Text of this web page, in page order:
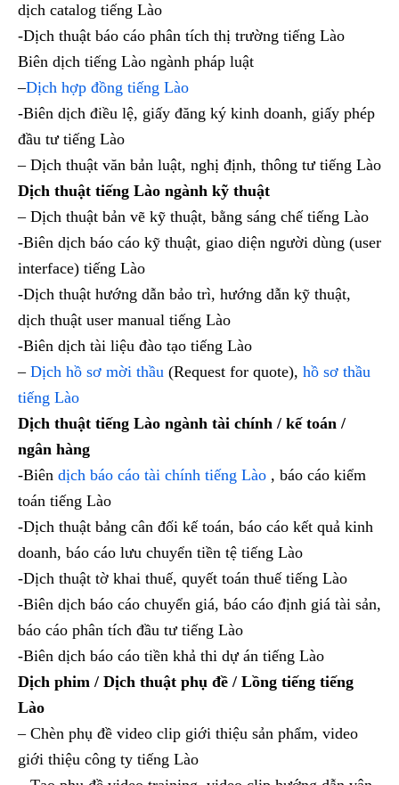
dịch catalog tiếng Lào
-Dịch thuật báo cáo phân tích thị trường tiếng Lào
Biên dịch tiếng Lào ngành pháp luật
–Dịch hợp đồng tiếng Lào
-Biên dịch điều lệ, giấy đăng ký kinh doanh, giấy phép
đầu tư tiếng Lào
– Dịch thuật văn bản luật, nghị định, thông tư tiếng Lào
Dịch thuật tiếng Lào ngành kỹ thuật
– Dịch thuật bản vẽ kỹ thuật, bằng sáng chế tiếng Lào
-Biên dịch báo cáo kỹ thuật, giao diện người dùng (user
interface) tiếng Lào
-Dịch thuật hướng dẫn bảo trì, hướng dẫn kỹ thuật,
dịch thuật user manual tiếng Lào
-Biên dịch tài liệu đào tạo tiếng Lào
– Dịch hồ sơ mời thầu (Request for quote), hồ sơ thầu
tiếng Lào
Dịch thuật tiếng Lào ngành tài chính / kế toán /
ngân hàng
-Biên dịch báo cáo tài chính tiếng Lào , báo cáo kiểm
toán tiếng Lào
-Dịch thuật bảng cân đối kế toán, báo cáo kết quả kinh
doanh, báo cáo lưu chuyển tiền tệ tiếng Lào
-Dịch thuật tờ khai thuế, quyết toán thuế tiếng Lào
-Biên dịch báo cáo chuyển giá, báo cáo định giá tài sản,
báo cáo phân tích đầu tư tiếng Lào
-Biên dịch báo cáo tiền khả thi dự án tiếng Lào
Dịch phim / Dịch thuật phụ đề / Lồng tiếng tiếng
Lào
– Chèn phụ đề video clip giới thiệu sản phẩm, video
giới thiệu công ty tiếng Lào